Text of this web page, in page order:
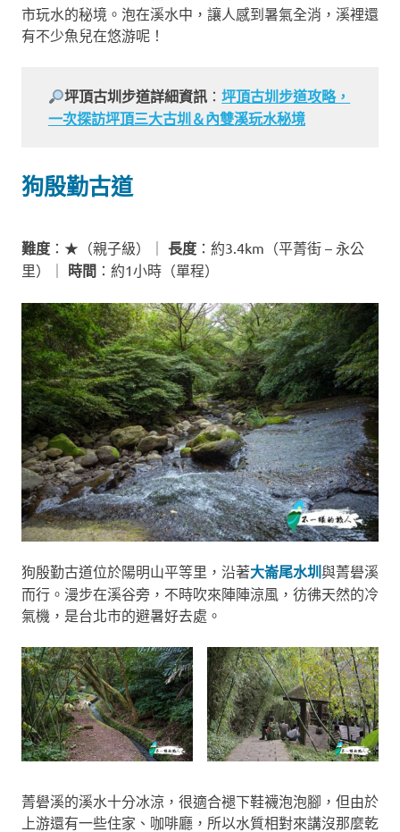
市玩水的秘境。泡在溪水中，讓人感到暑氣全消，溪裡還
有不少魚兒在悠游呢！
坪頂古圳步道詳細資訊 ：坪頂古圳步道攻略，
一次探訪坪頂三大古圳＆內雙溪玩水秘境
狗殷勤古道
難度 ：★（親子級）｜ 長度 ：約3.4km（平菁街 – 永公
里）｜ 時間 ：約1小時（單程）
狗殷勤古道位於陽明山平等里，沿著大崙尾水圳與菁礐溪
而行。漫步在溪谷旁，不時吹來陣陣涼風，彷彿天然的冷
氣機，是台北市的避暑好去處。
菁礐溪的溪水十分冰涼，很適合褪下鞋襪泡泡腳，但由於
上游還有一些住家、咖啡廳，所以水質相對來講沒那麼乾